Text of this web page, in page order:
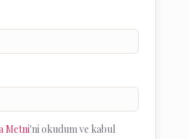
Metni'ni okudum ve kabul